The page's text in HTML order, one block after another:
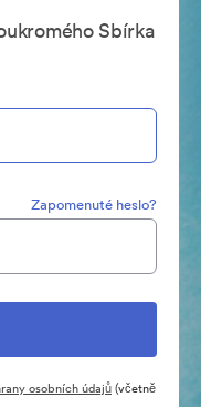
Sbírka
Zapomenuté heslo?
osobních údajů(včetně